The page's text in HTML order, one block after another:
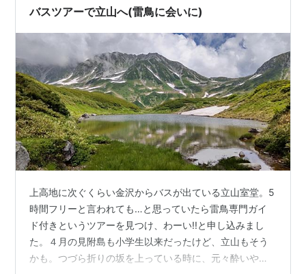
いので まずは…
バスツアーで立山へ(雷鳥に会いに)
上高地に次ぐくらい金沢からバスが出ている立山室堂。5
時間フリーと言われても…と思っていたら雷鳥専門ガイ
ド付きというツアーを見つけ、わーい!!と申し込みまし
た。４月の見附島も小学生以来だったけど、立山もそう
かも。つづら折りの坂を上っている時に、元々酔いやす